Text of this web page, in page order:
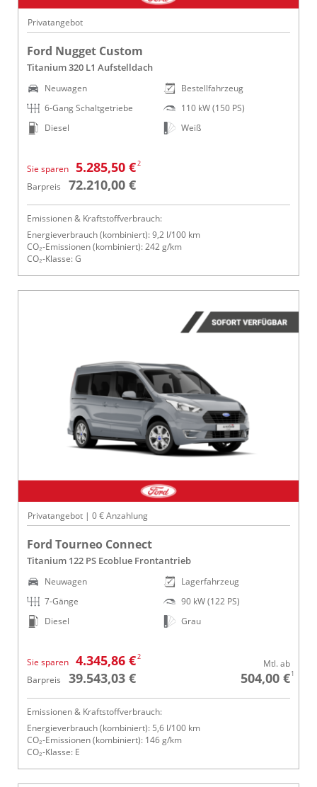
Privatangebot
Ford Nugget Custom
Titanium 320 L1 Aufstelldach
Neuwagen
6-Gang Schaltgetriebe
Diesel
Bestellfahrzeug
110 kW (150 PS)
Weiß
Sie sparen 5.285,50 €2
Barpreis 72.210,00 €
Emissionen & Kraftstoffverbrauch:
Energieverbrauch (kombiniert): 9,2 l/100 km
CO₂-Emissionen (kombiniert): 242 g/km
CO₂-Klasse: G
Privatangebot | 0 € Anzahlung
Ford Tourneo Connect
Titanium 122 PS Ecoblue Frontantrieb
Neuwagen
7-Gänge
Diesel
Lagerfahrzeug
90 kW (122 PS)
Grau
Sie sparen 4.345,86 €2
Barpreis 39.543,03 €
Mtl. ab
504,00 €1
Emissionen & Kraftstoffverbrauch:
Energieverbrauch (kombiniert): 5,6 l/100 km
CO₂-Emissionen (kombiniert): 146 g/km
CO₂-Klasse: E